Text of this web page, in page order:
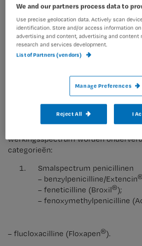
Illustratie: Bernet Ragetli
Introductie
werkingsspectrum worden
categorieën:
Smalspectrum penicillinen
– benzylpenicilline/Extencin®
– feneticilline (Broxil®);
– fenoxymethylpenicilline
– flucloxacilline (Floxapen®).
We and our partners process data to
Use precise geolocation data. Actively scan
identification. Store and/or access information on
advertising and content, advertising and content
research and services development.
List of Partners (vendors)
Manage Preferences
Reject All I